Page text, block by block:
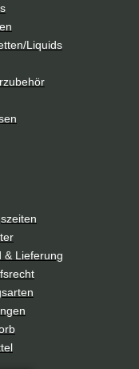
Liquids
& Lieferung